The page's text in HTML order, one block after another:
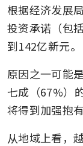
根据经济发展
投资承诺（包
到142亿新元。
原因之一可能
七成（67%）
将得到加强抱
从地域上看，